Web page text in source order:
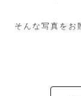
そんな写真をお
大切な人との